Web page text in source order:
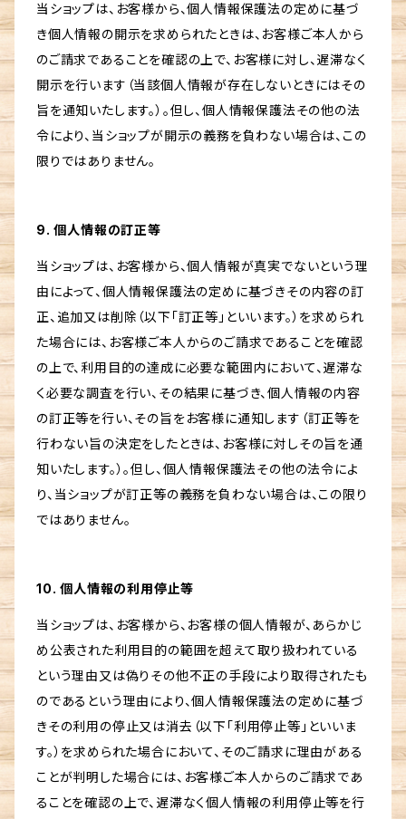
当ショップは、お客様から、個人情報保護法の定めに基づ
き個人情報の開示を求められたときは、お客様ご本人から
のご請求であることを確認の上で、お客様に対し、遅滞なく
開示を行います（当該個人情報が存在しないときにはその
旨を通知いたします。）。但し、個人情報保護法その他の法
令により、当ショップが開示の義務を負わない場合は、この
限りではありません。
9. 個人情報の訂正等
当ショップは、お客様から、個人情報が真実でないという理
由によって、個人情報保護法の定めに基づきその内容の訂
正、追加又は削除（以下「訂正等」といいます。）を求められ
た場合には、お客様ご本人からのご請求であることを確認
の上で、利用目的の達成に必要な範囲内において、遅滞な
く必要な調査を行い、その結果に基づき、個人情報の内容
の訂正等を行い、その旨をお客様に通知します（訂正等を
行わない旨の決定をしたときは、お客様に対しその旨を通
知いたします。）。但し、個人情報保護法その他の法令によ
り、当ショップが訂正等の義務を負わない場合は、この限り
ではありません。
10. 個人情報の利用停止等
当ショップは、お客様から、お客様の個人情報が、あらかじ
め公表された利用目的の範囲を超えて取り扱われている
という理由又は偽りその他不正の手段により取得されたも
のであるという理由により、個人情報保護法の定めに基づ
きその利用の停止又は消去（以下「利用停止等」といいま
す。）を求められた場合において、そのご請求に理由がある
ことが判明した場合には、お客様ご本人からのご請求であ
ることを確認の上で、遅滞なく個人情報の利用停止等を行